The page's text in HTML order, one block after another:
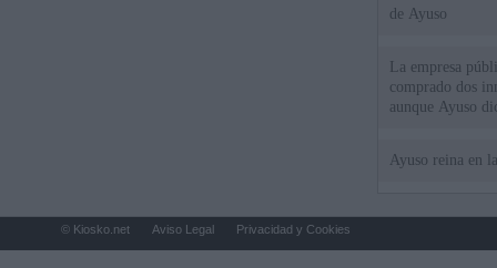
de Ayuso
La empresa
comprado dos
aunque Ayuso
Ayuso reina en
© Kiosko.net Aviso Legal Privacidad y Cookies